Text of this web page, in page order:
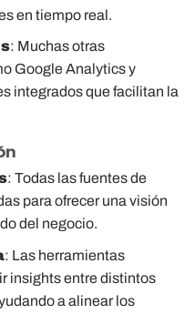
en tiempo real.
: Muchas otras
Google Analytics y
integrados que facilitan la
: Todas las fuentes de
para ofrecer una visión
del negocio.
: Las herramientas
insights entre distintos
a alinear los